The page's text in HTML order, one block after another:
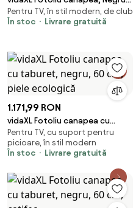
60 cm, catifea
Pentru TV, în stil modern, de club
În stoc
Livrare gratuită
1.171,99 RON
vidaXL Fotoliu canapea cu
taburet, negru, 60 cm, piele
ecologică
Pentru TV, cu suport pentru
picioare, în stil modern
În stoc
Livrare gratuită